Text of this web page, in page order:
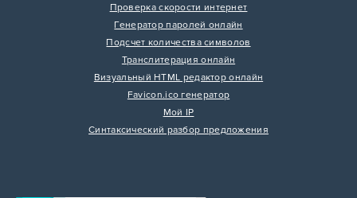
Проверка скорости интернет
Генератор паролей онлайн
Подсчет количества символов
Транслитерация онлайн
Визуальный HTML редактор онлайн
Favicon.ico генератор
Мой IP
Синтаксический разбор предложения